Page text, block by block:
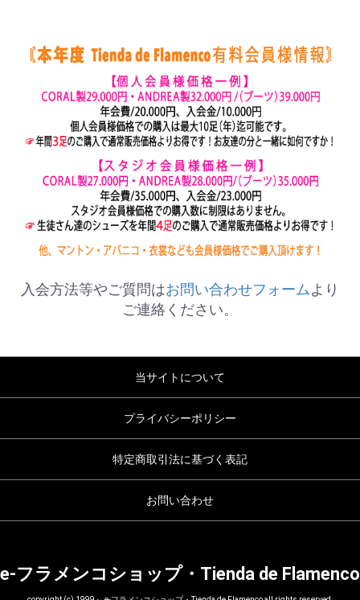
入会方法等やご質問はお問い合わせフォームより
ご連絡ください。
当サイトについて
プライバシーポリシー
特定商取引法に基づく表記
お問い合わせ
e-フラメンコショップ・Tienda de Flamenco